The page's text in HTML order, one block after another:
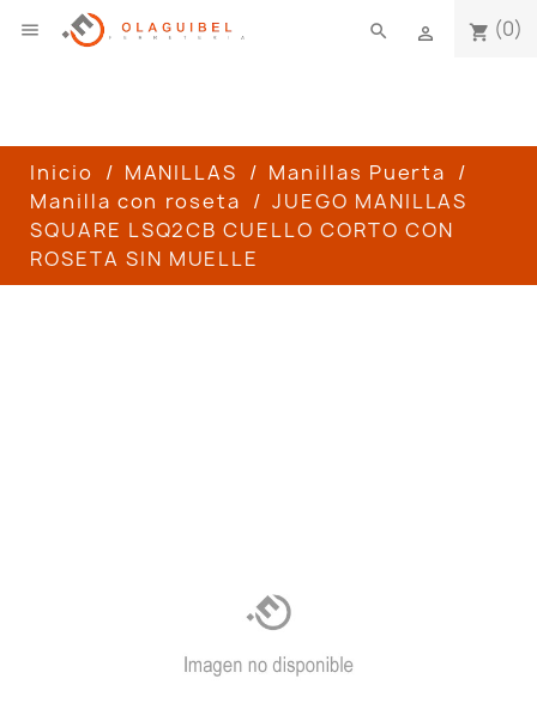
 shopping_cart (0)

search
Inicio MANILLAS
Manillas Puerta
Manilla con roseta
JUEGO MANILLAS
SQUARE LSQ2CB CUELLO CORTO CON
ROSETA SIN MUELLE